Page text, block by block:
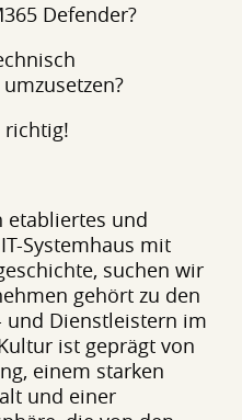
Defender?
richtig!
etabliertes und
Systemhaus mit
suchen wir
gehört zu den
und Dienstleistern im
ist geprägt von
einem starken
und einer